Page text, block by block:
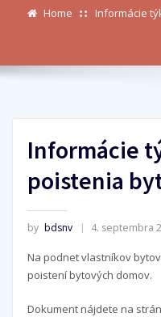
Home Informácie
Informácie
poistenia
by bdsnv 4. septembra
Na podnet vlastníkov
poistení bytových domov.
Dokument nájdete na